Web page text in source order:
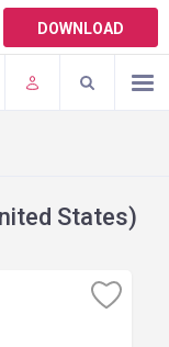
DOWNLOAD
States)